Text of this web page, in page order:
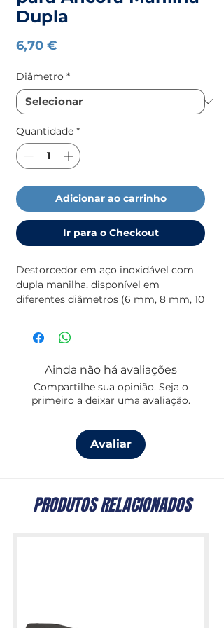
Dupla
6,70 €
Diâmetro *
Quantidade *
Adicionar ao carrinho
Ir para o Checkout
Destorcedor em aço inoxidável com
dupla manilha, disponível em
diferentes diâmetros (6 mm, 8 mm, 10
proporcionar liberdade de rotação e
evitar a torção da corrente ou do
exigentes. Fabricado em aço
inoxidável de alta qualidade, oferece
resistência à corrosão, durabilidade e
Ainda não há avaliações
Compartilhe sua opinião. Seja o
primeiro a deixar uma avaliação.
Avaliar
PRODUTOS RELACIONADOS